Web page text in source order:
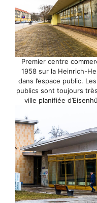
Premier centre
1958 sur la Heinrich-
dans l’espace public.
publics sont toujours
ville planifiée